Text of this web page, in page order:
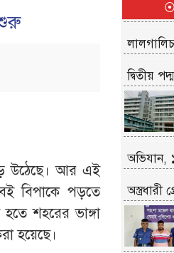
উঠেছে। আর এই
বিপাকে পড়তে
শহরের ভাঙ্গা
হয়েছে।
⦿
দ্বিতীয়
অভিযান,
অস্ত্রধারী